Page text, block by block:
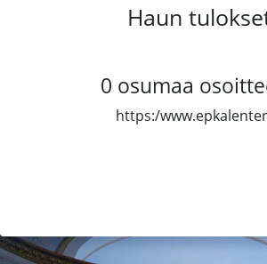
Haun
0 osumaa
https:/